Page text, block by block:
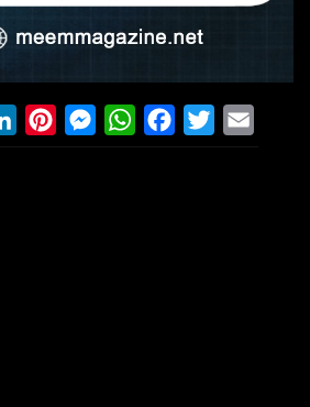
LinkedInPinterestMessengerWhatsAppFacebook
Twitter